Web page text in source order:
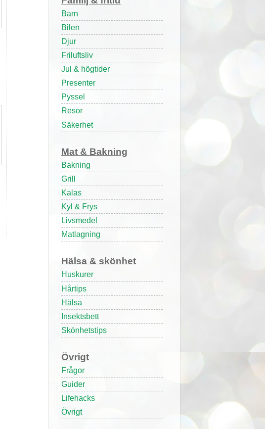
Barn
Bilen
Djur
Friluftsliv
Jul & högtider
Presenter
Pyssel
Resor
Säkerhet
Mat & Bakning
Bakning
Grill
Kalas
Kyl & Frys
Livsmedel
Matlagning
Hälsa & skönhet
Huskurer
Hårtips
Hälsa
Insektsbett
Skönhetstips
Övrigt
Frågor
Guider
Lifehacks
Övrigt